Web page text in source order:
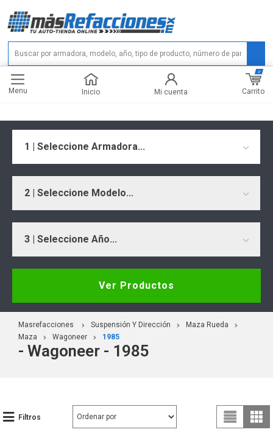
Menu Inicio Mi cuenta Carrito
0
1 | Seleccione Armadora...
2 | Seleccione Modelo...
3 | Seleccione Año...
Ver Productos
Masrefacciones Suspensión Y Dirección
Maza Rueda
Maza
Wagoneer 1985
- Wagoneer - 1985
Filtros